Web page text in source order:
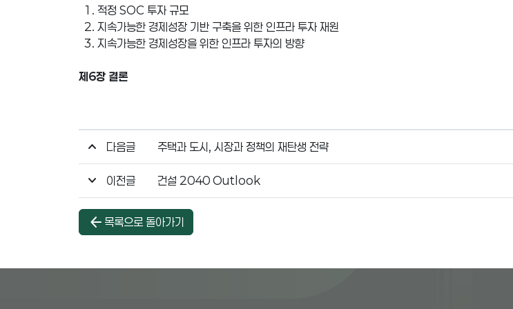
1. 적정 SOC 투자 규모
2. 지속가능한 경제성장 기반 구축을 위한 인프라 투자 재원
3. 지속가능한 경제성장을 위한 인프라 투자의 방향
제6장 결론
다음글 주택과 도시, 시장과 정책의 재탄생 전략
이전글 건설 2040 Outlook
arrow_back 목록으로 돌아가기